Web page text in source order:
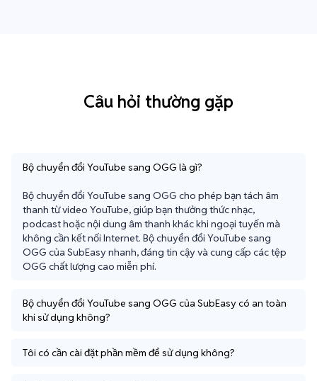
Câu hỏi thường gặp
Bộ chuyển đổi YouTube sang OGG là gì?
Bộ chuyển đổi YouTube sang OGG cho phép bạn tách âm
thanh từ video YouTube, giúp bạn thưởng thức nhạc,
podcast hoặc nội dung âm thanh khác khi ngoại tuyến mà
không cần kết nối Internet. Bộ chuyển đổi YouTube sang
OGG của SubEasy nhanh, đáng tin cậy và cung cấp các tệp
OGG chất lượng cao miễn phí.
Bộ chuyển đổi YouTube sang OGG của SubEasy có an toàn
khi sử dụng không?
Tôi có cần cài đặt phần mềm để sử dụng không?